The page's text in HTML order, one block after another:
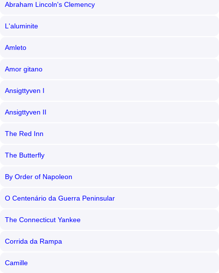
Abraham Lincoln's Clemency
L'aluminite
Amleto
Amor gitano
Ansigttyven I
Ansigttyven II
The Red Inn
The Butterfly
By Order of Napoleon
O Centenário da Guerra Peninsular
The Connecticut Yankee
Corrida da Rampa
Camille